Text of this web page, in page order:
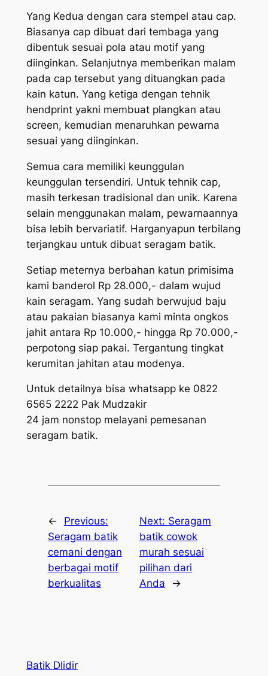
Yang Kedua dengan cara stempel atau cap.
Biasanya cap dibuat dari tembaga yang
dibentuk sesuai pola atau motif yang
diinginkan. Selanjutnya memberikan malam
pada cap tersebut yang dituangkan pada
kain katun. Yang ketiga dengan tehnik
hendprint yakni membuat plangkan atau
screen, kemudian menaruhkan pewarna
sesuai yang diinginkan.
Semua cara memiliki keunggulan
keunggulan tersendiri. Untuk tehnik cap,
masih terkesan tradisional dan unik. Karena
selain menggunakan malam, pewarnaannya
bisa lebih bervariatif. Harganyapun terbilang
terjangkau untuk dibuat seragam batik.
Setiap meternya berbahan katun primisima
kami banderol Rp 28.000,- dalam wujud
kain seragam. Yang sudah berwujud baju
atau pakaian biasanya kami minta ongkos
jahit antara Rp 10.000,- hingga Rp 70.000,-
perpotong siap pakai. Tergantung tingkat
kerumitan jahitan atau modenya.
Untuk detailnya bisa whatsapp ke 0822
6565 2222 Pak Mudzakir
24 jam nonstop melayani pemesanan
seragam batik.
←
Previous:
Seragam batik
cemani dengan
berbagai motif
berkualitas
Next: Seragam
batik cowok
murah sesuai
pilihan dari
Anda
→
Batik Dlidir